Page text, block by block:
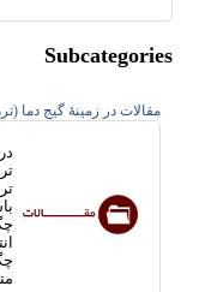
Subcategories
مقالات در زمینۀ گیج دما